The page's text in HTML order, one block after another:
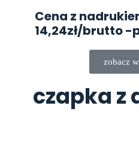
Cena z
14,24zł/brutto-
zobacz
czapka z